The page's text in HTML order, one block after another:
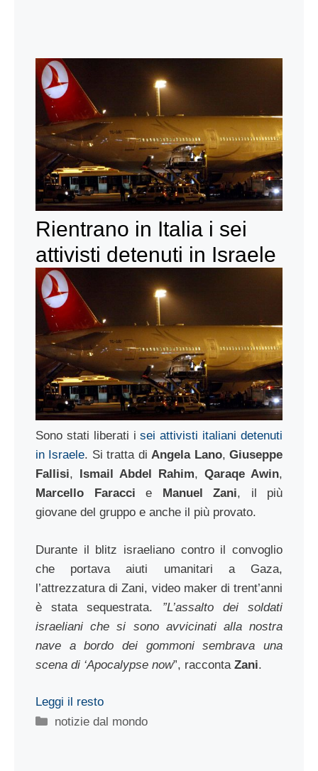
Rientrano in Italia i sei
attivisti detenuti in Israele
Sono stati liberati isei attivisti italiani detenuti
in Israele. Si tratta diAngela Lano,Giuseppe
Fallisi, Ismail Abdel Rahim, Qaraqe Awin,
Marcello Faracci e Manuel Zani, il più
giovane del gruppo e anche il più provato.
Durante il blitz israeliano contro il convoglio
che portava aiuti umanitari a Gaza,
l’attrezzatura di Zani, video maker di trent’anni
è stata sequestrata. ”L’assalto dei soldati
israeliani che si sono avvicinati alla nostra
nave a bordo dei gommoni sembrava una
scena di ‘Apocalypse now”, racconta Zani.
Leggi il resto
Categorie
notizie dal mondo